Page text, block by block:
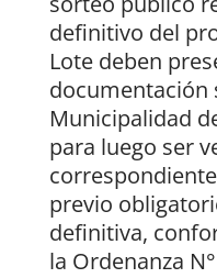
definitivo del
Lote deben
documentación
Municipalidad
para luego ser
previo
definitiva,
la Ordenanza